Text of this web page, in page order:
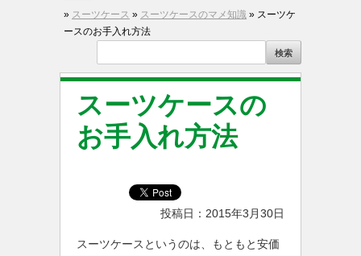
» スーツケース » スーツケースのマメ知識 » スーツケ
ースのお手入れ方法
スーツケースの
お手入れ方法
投稿日：2015年3月30日
スーツケースというのは、もともと安価